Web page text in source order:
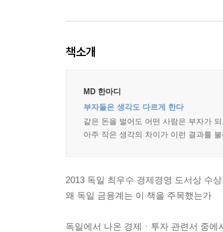
책소개
MD 한마디
부자들은 생각도 다르게 한다
같은 돈을 벌어도 어떤 사람은 부자가
아주 작은 생각의 차이가 이런 결과를
2013 독일 최우수 경제경영 도서상 수
왜 독일 금융계는 이 책을 주목했는가
독일에서 나온 경제ㆍ투자 관련서 중